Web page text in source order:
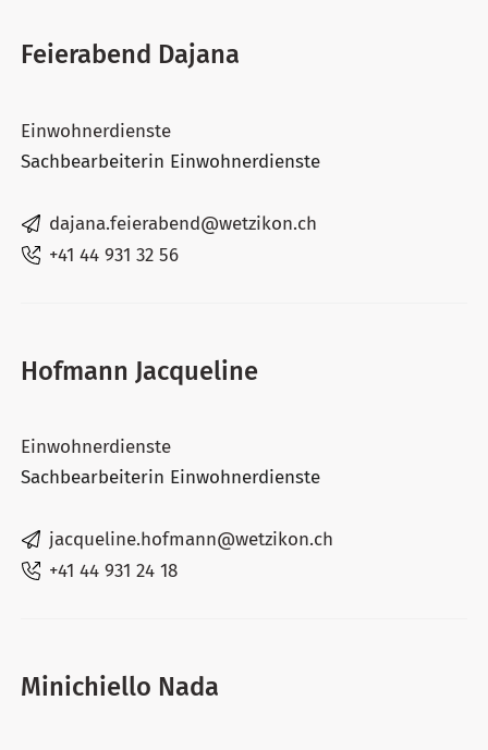
Feierabend Dajana
Einwohnerdienste
Sachbearbeiterin Einwohnerdienste
dajana.feierabend@wetzikon.ch
+41 44 931 32 56
Hofmann Jacqueline
Einwohnerdienste
Sachbearbeiterin Einwohnerdienste
jacqueline.hofmann@wetzikon.ch
+41 44 931 24 18
Minichiello Nada